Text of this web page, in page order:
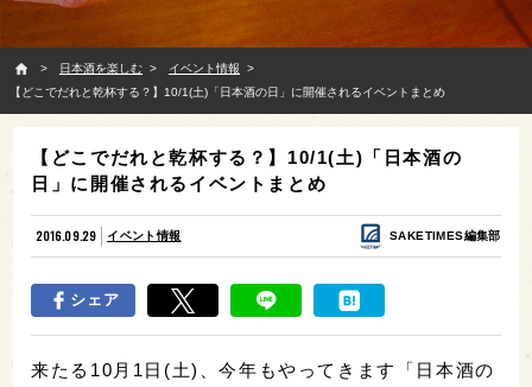
日本酒を楽しむ
イベント情報
【どこでだれと乾杯する？】10/1(土)「日本酒の日」に開催されるイベントまとめ
【どこでだれと乾杯する？】10/1(土)「日本酒の
日」に開催されるイベントまとめ
2016.09.29 イベント情報 SAKETIMES編集部
シェア
来たる10月1日(土)、今年もやってきます「日本酒の